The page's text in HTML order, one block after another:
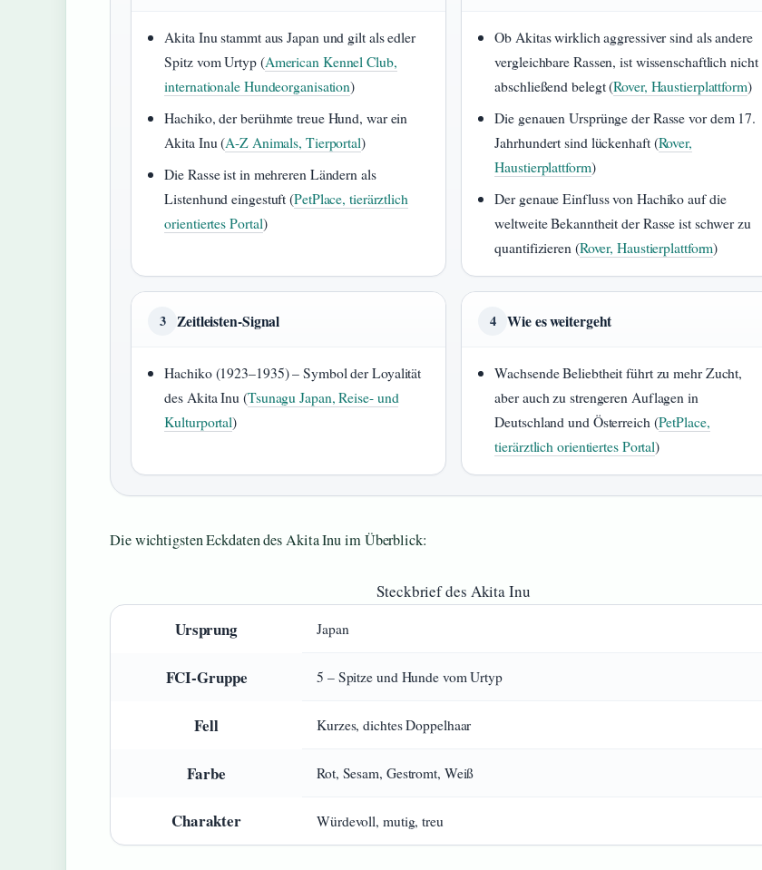
Akita Inu stammt aus Japan und gilt als edler
Spitz vom Urtyp (American Kennel Club,
internationale Hundeorganisation)
Hachiko, der berühmte treue Hund, war ein
Akita Inu (A-Z Animals, Tierportal)
Die Rasse ist in mehreren Ländern als
Listenhund eingestuft (PetPlace, tierärztlich
orientiertes Portal)
Ob Akitas wirklich aggressiver sind als andere
vergleichbare Rassen, ist wissenschaftlich nicht
abschließend belegt (Rover, Haustierplattform)
Die genauen Ursprünge der Rasse vor dem 17.
Jahrhundert sind lückenhaft (Rover,
Haustierplattform)
Der genaue Einfluss von Hachiko auf die
weltweite Bekanntheit der Rasse ist schwer zu
quantifizieren (Rover, Haustierplattform)
3 Zeitleisten-Signal
Hachiko (1923–1935) – Symbol der Loyalität
des Akita Inu (Tsunagu Japan, Reise- und
Kulturportal)
4 Wie es weitergeht
Wachsende Beliebtheit führt zu mehr Zucht,
aber auch zu strengeren Auflagen in
Deutschland und Österreich (PetPlace,
tierärztlich orientiertes Portal)
Die wichtigsten Eckdaten des Akita Inu im Überblick:
Steckbrief des Akita Inu
Ursprung Japan
FCI-Gruppe 5 – Spitze und Hunde vom Urtyp
Fell Kurzes, dichtes Doppelhaar
Farbe Rot, Sesam, Gestromt, Weiß
Charakter Würdevoll, mutig, treu